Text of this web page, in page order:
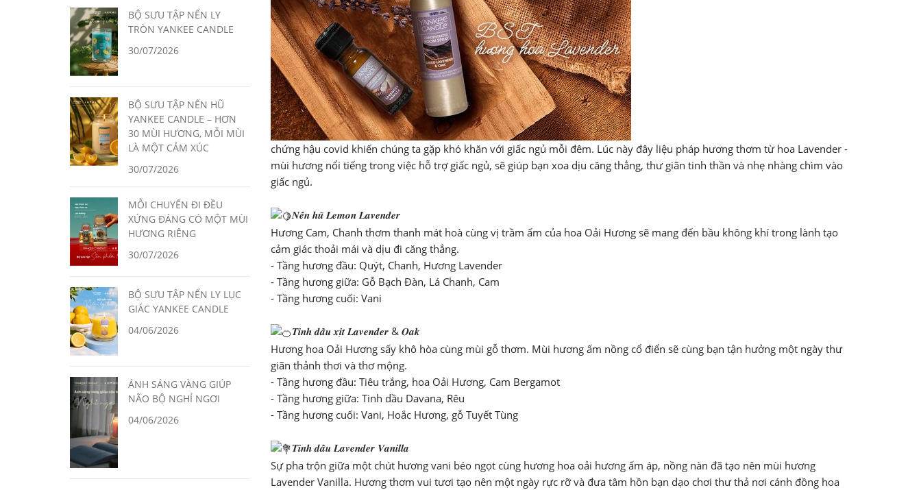
chứng hậu covid khiến chúng ta gặp khó khăn với giấc ngủ mỗi đêm. Lúc này đây liệu pháp hương thơm từ hoa Lavender -
mùi hương nổi tiếng trong việc hỗ trợ giấc ngủ, sẽ giúp bạn xoa dịu căng thẳng, thư giãn tinh thần và nhẹ nhàng chìm vào
giấc ngủ.
𝑵𝒆̂́𝒏 𝒉𝒖̃ 𝑳𝒆𝒎𝒐𝒏 𝑳𝒂𝒗𝒆𝒏𝒅𝒆𝒓
Hương Cam, Chanh thơm thanh mát hoà cùng vị trầm ấm của hoa Oải Hương sẽ mang đến bầu không khí trong lành tạo
cảm giác thoải mái và dịu đi căng thẳng.
- Tầng hương đầu: Quýt, Chanh, Hương Lavender
- Tầng hương giữa: Gỗ Bạch Đàn, Lá Chanh, Cam
- Tầng hương cuối: Vani
𝑻𝒊𝒏𝒉 𝒅𝒂̂̀𝒖 𝒙𝒊̣𝒕 𝑳𝒂𝒗𝒆𝒏𝒅𝒆𝒓 & 𝑶𝒂𝒌
Hương hoa Oải Hương sấy khô hòa cùng mùi gỗ thơm. Mùi hương ấm nồng cổ điển sẽ cùng bạn tận hưởng một ngày thư
giãn thảnh thơi và thơ mộng.
- Tầng hương đầu: Tiêu trắng, hoa Oải Hương, Cam Bergamot
- Tầng hương giữa: Tinh dầu Davana, Rêu
- Tầng hương cuối: Vani, Hoắc Hương, gỗ Tuyết Tùng
𝑻𝒊𝒏𝒉 𝒅𝒂̂̀𝒖 𝑳𝒂𝒗𝒆𝒏𝒅𝒆𝒓 𝑽𝒂𝒏𝒊𝒍𝒍𝒂
Sự pha trộn giữa một chút hương vani béo ngọt cùng hương hoa oải hương ấm áp, nồng nàn đã tạo nên mùi hương
Lavender Vanilla. Hương thơm vui tươi tạo nên một ngày rực rỡ và đưa tâm hồn bạn dạo chơi thư thả nơi cánh đồng hoa
BỘ SƯU TẬP NẾN LY
TRÒN YANKEE CANDLE
30/07/2026
BỘ SƯU TẬP NẾN HŨ
YANKEE CANDLE – HƠN
30 MÙI HƯƠNG, MỖI MÙI
LÀ MỘT CẢM XÚC
30/07/2026
MỖI CHUYẾN ĐI ĐỀU
XỨNG ĐÁNG CÓ MỘT MÙI
HƯƠNG RIÊNG
30/07/2026
BỘ SƯU TẬP NẾN LY LỤC
GIÁC YANKEE CANDLE
04/06/2026
ÁNH SÁNG VÀNG GIÚP
NÃO BỘ NGHỈ NGƠI
04/06/2026